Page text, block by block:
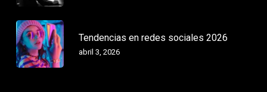
Tendencias en redes sociales 2026
abril 3, 2026